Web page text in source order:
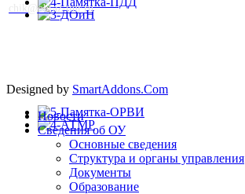
сhik@obraz-tmr.ru
Designed by SmartAddons.Com
Новости
Сведения об ОУ
Основные сведения
Структура и органы управления
Документы
Образование